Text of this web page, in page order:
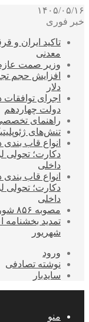
۱۴۰۵/۰۵/۱۶
خبر فوری
تاکید ایران و
معدنی
وزیر صمت
دلار
اجرای
دولت چهاردهم
راهنمای
تنش‌های
انواع قاب
دکارت؛ تحولی
داخلی
انواع قاب
دکارت؛ تحولی
داخلی
مصوبه ۸۵۶ شورای رقابت؛ این جاده یک‌طرفه است
شهریور
ورود
نوشته تصادفی
سایدبار
منو